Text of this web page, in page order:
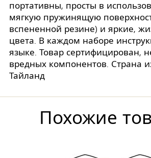
портативны, просты в
мягкую пружинящую
вспененной резине) и яркие,
цвета. В каждом наборе
языке. Товар сертифицирован,
вредных компонентов. Страна
Тайланд
Похожие